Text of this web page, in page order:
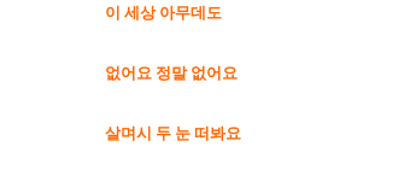
이 세상 아무데도
없어요 정말 없어요
살며시 두 눈 떠봐요